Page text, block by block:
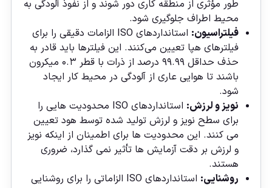
طور مؤثری از منطقه کاری دور شوند و از نفوذ آلودگی به
محیط اطراف جلوگیری شود.
فیلتراسیون:
استانداردهای ISO الزامات دقیقی را برای
فیلترهای هپا تعیین می‌کنند. این فیلترها باید قادر به
حذف حداقل ۹۹.۹۹ درصد از ذرات با قطر ۰.۳ میکرون
باشند تا هوایی عاری از آلودگی در محیط کار ایجاد
شود.
نویز و لرزش:
استانداردهای ISO محدودیت‌ هایی را
برای سطح نویز و لرزش تولید شده توسط هود تعیین
می‌ کنند. این محدودیت‌ ها برای اطمینان از اینکه نویز
و لرزش بر دقت آزمایش‌ ها تأثیر نمی‌ گذارد، ضروری
هستند.
روشنایی:
استانداردهای ISO الزاماتی را برای روشنایی